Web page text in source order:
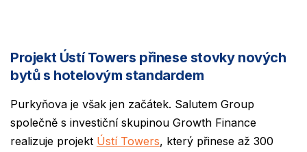
Projekt Ústí Towers přinese stovky nových
bytů s hotelovým standardem
Purkyňova je však jen začátek. Salutem Group
společně s investiční skupinou Growth Finance
realizuje projekt Ústí Towers, který přinese až 300